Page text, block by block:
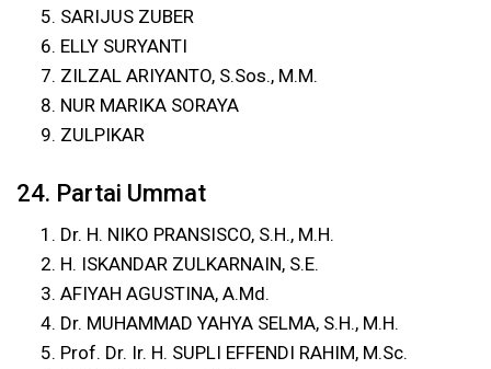
SARIJUS ZUBER
ELLY SURYANTI
ZILZAL ARIYANTO, S.Sos., M.M.
NUR MARIKA SORAYA
ZULPIKAR
24. Partai Ummat
Dr. H. NIKO PRANSISCO, S.H., M.H.
H. ISKANDAR ZULKARNAIN, S.E.
AFIYAH AGUSTINA, A.Md.
Dr. MUHAMMAD YAHYA SELMA, S.H., M.H.
Prof. Dr. Ir. H. SUPLI EFFENDI RAHIM, M.Sc.